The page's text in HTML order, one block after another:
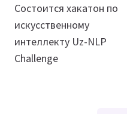
по
записям
Состоится хакатон по
искусственному
интеллекту Uz-NLP
Challenge